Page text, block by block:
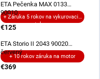
ETA Pečenka MAX 0133
90010
+ Záruka 5 rokov na vykurovacie
teleso
€125
ETA Storio II 2043 90020
červený
+ 10 rokov záruka na motor
€369